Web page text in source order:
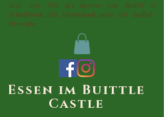
Zeit. 1170. Sitz des Barons von Buittle &
Schottlands alte Hauptstadt unter der Balliol-
Dynastie.
Essen im Buittle
Castle